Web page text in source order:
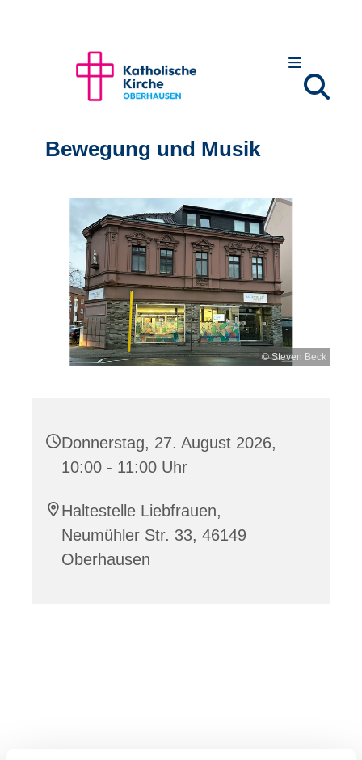
Bewegung und Musik
© Steven Beck
Donnerstag, 27. August 2026,
10:00 - 11:00 Uhr
Haltestelle Liebfrauen,
Neumühler Str. 33, 46149
Oberhausen